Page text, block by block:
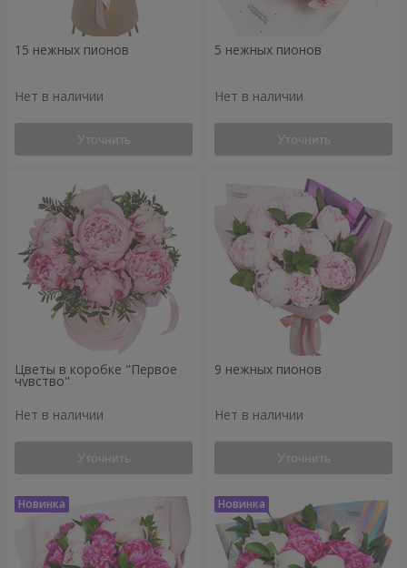
15 нежных пионов
Нет в наличии
Уточнить
5 нежных пионов
Нет в наличии
Уточнить
Цветы в коробке "Первое
чувство"
Нет в наличии
Уточнить
9 нежных пионов
Нет в наличии
Уточнить